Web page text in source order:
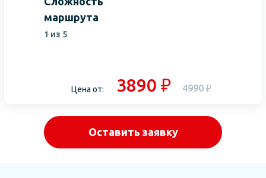
Оставить заявку
маршрута
1 из 5
Цена от: 3890 ₽ 4990 ₽